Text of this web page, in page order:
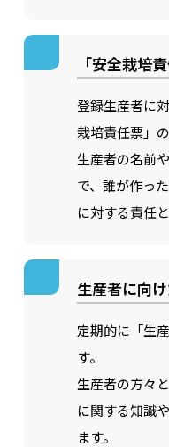
「安全栽培
登録生産者に
栽培責任票」
生産者の名前
で、誰が作っ
に対する責任
生産者に向
定期的に「生
す。
生産者の方々
に関する知識
ます。